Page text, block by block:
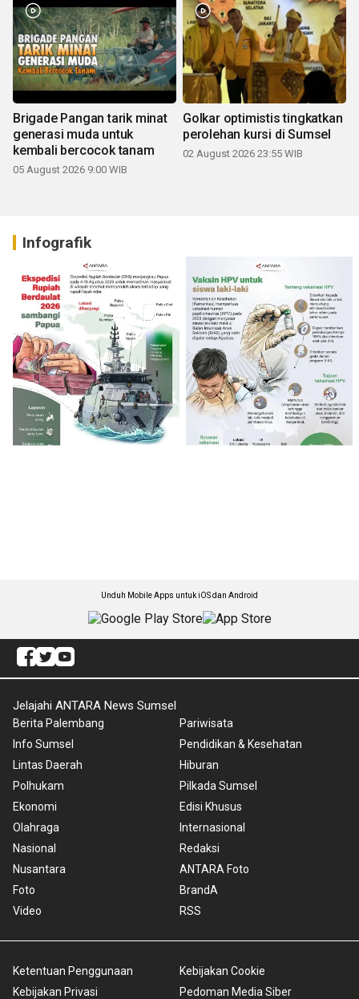
Brigade Pangan tarik minat
generasi muda untuk
kembali bercocok tanam
05 August 2026 9:00 WIB
Golkar optimistis tingkatkan
perolehan kursi di Sumsel
02 August 2026 23:55 WIB
Infografik
Unduh Mobile Apps untuk iOS dan Android
Jelajahi ANTARA News Sumsel
Berita Palembang
Info Sumsel
Lintas Daerah
Polhukam
Ekonomi
Olahraga
Nasional
Nusantara
Foto
Video
Pariwisata
Pendidikan & Kesehatan
Hiburan
Pilkada Sumsel
Edisi Khusus
Internasional
Redaksi
ANTARA Foto
BrandA
RSS
Ketentuan Penggunaan
Kebijakan Privasi
Kebijakan Cookie
Pedoman Media Siber